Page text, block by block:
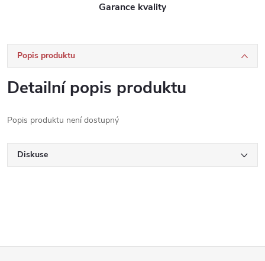
Garance kvality
Popis produktu
Detailní popis produktu
Popis produktu není dostupný
Diskuse